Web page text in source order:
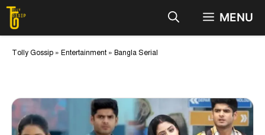
Skip
content
MENU
Tolly Gossip » Entertainment » Bangla Serial